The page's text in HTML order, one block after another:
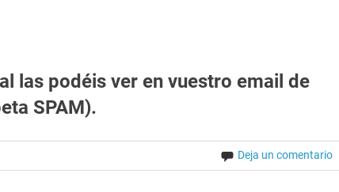
las podéis ver en vuestro email de
SPAM).
Deja un comentario